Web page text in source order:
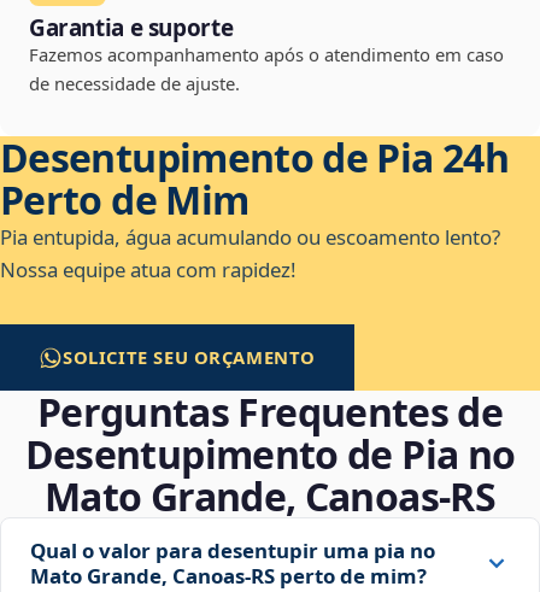
Garantia e suporte
Fazemos acompanhamento após o atendimento em caso
de necessidade de ajuste.
Desentupimento de Pia 24h
Perto de Mim
Pia entupida, água acumulando ou escoamento lento?
Nossa equipe atua com rapidez!
SOLICITE SEU ORÇAMENTO
Perguntas Frequentes de
Desentupimento de Pia no
Mato Grande, Canoas‑RS
Qual o valor para desentupir uma pia no
Mato Grande, Canoas‑RS perto de mim?